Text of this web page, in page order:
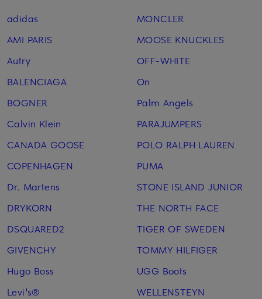
adidas
AMI PARIS
Autry
BALENCIAGA
BOGNER
Calvin Klein
CANADA GOOSE
COPENHAGEN
Dr. Martens
DRYKORN
DSQUARED2
GIVENCHY
Hugo Boss
Levi's®
MONCLER
MOOSE KNUCKLES
OFF-WHITE
On
Palm Angels
PARAJUMPERS
POLO RALPH LAUREN
PUMA
STONE ISLAND JUNIOR
THE NORTH FACE
TIGER OF SWEDEN
TOMMY HILFIGER
UGG Boots
WELLENSTEYN